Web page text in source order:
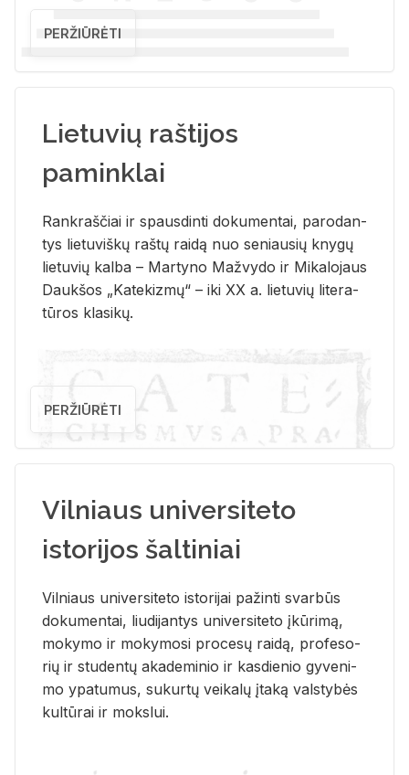
PERŽIŪRĖTI
Lietuvių raštijos
paminklai
Rank­raš­čiai ir spaus­din­ti do­ku­men­tai, pa­ro­dan­
tys lie­tu­viš­kų raš­tų rai­dą nuo se­niau­sių kny­gų
lie­tu­vių kal­ba – Mar­ty­no Ma­žvy­do ir Mi­ka­lo­jaus
Dauk­šos „Ka­te­kiz­mų“ – iki XX a. lie­tu­vių li­te­ra­
tū­ros kla­si­kų.
PERŽIŪRĖTI
Vilniaus universiteto
istorijos šaltiniai
Vil­niaus uni­ver­si­te­to is­to­ri­jai pa­žin­ti svar­būs
do­ku­men­tai, liu­di­jan­tys uni­ver­si­te­to įkū­ri­mą,
mo­ky­mo ir mo­ky­mo­si pro­ce­sų rai­dą, pro­fe­so­
rių ir stu­den­tų aka­de­mi­nio ir kas­die­nio gy­ve­ni­
mo ypa­tu­mus, su­kur­tų vei­ka­lų įta­ką vals­ty­bės
kul­tū­rai ir moks­lui.